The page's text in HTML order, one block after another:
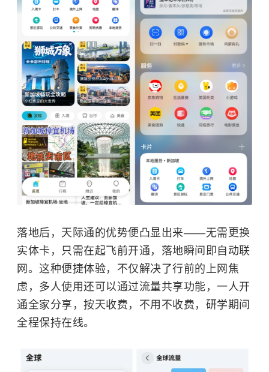
落地后，天际通的优势便凸显出来——无需更换
实体卡，只需在起飞前开通，落地瞬间即自动联
网。这种便捷体验，不仅解决了行前的上网焦
虑，多人使用还可以通过流量共享功能，一人开
通全家分享，按天收费，不用不收费，研学期间
全程保持在线。